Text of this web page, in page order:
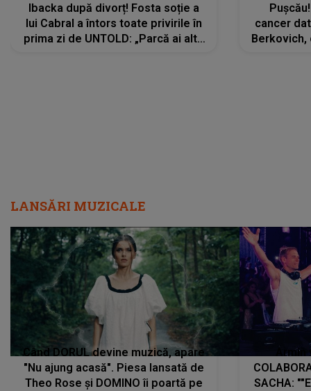
Ibacka după divorț! Fosta soție a
lui Cabral a întors toate privirile în
prima zi de UNTOLD: „Parcă ai altă
cancer
Berkovich,
LANSĂRI MUZICALE
Când DORUL devine muzică, apare
"Nu ajung acasă". Piesa lansată de
Theo Rose și DOMINO îi poartă pe
SACHA: